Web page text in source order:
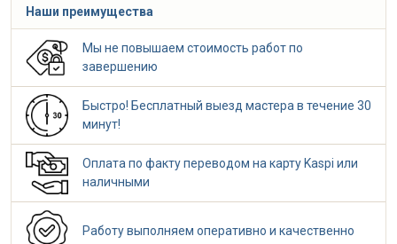
Наши преимущества
Мы не повышаем стоимость работ по
завершению
Быстро! Бесплатный выезд мастера в течение 30
минут!
Оплата по факту переводом на карту Kaspi или
наличными
Работу выполняем оперативно и качественно